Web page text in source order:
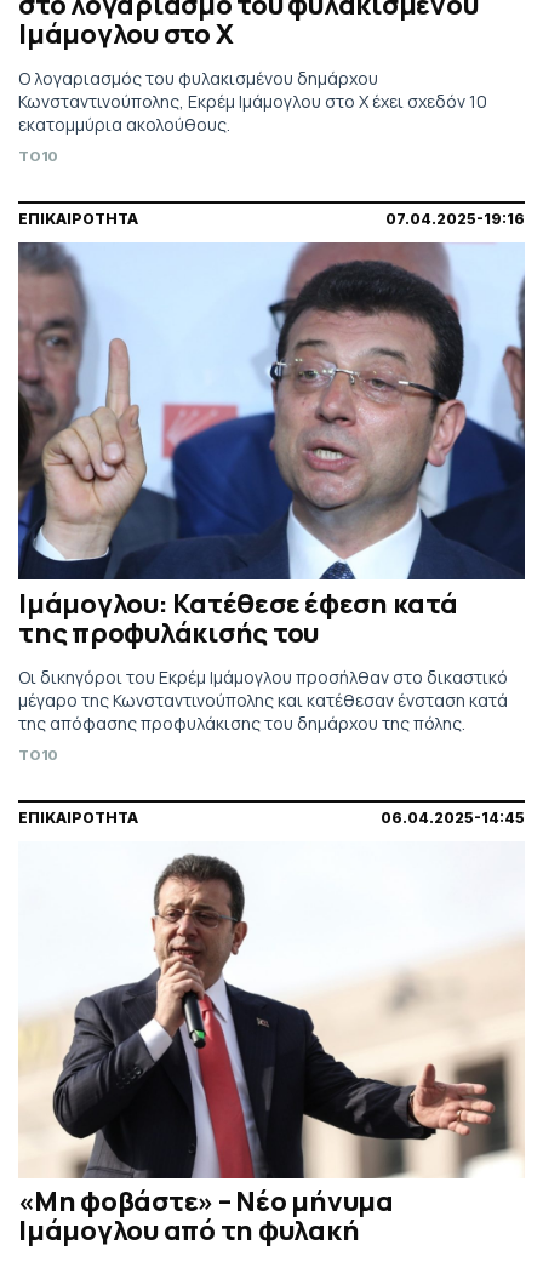
Ιμάμογλου στο X
Ο λογαριασμός του φυλακισμένου δημάρχου
Κωνσταντινούπολης, Εκρέμ Ιμάμογλου στο Χ έχει σχεδόν 10
εκατομμύρια ακολούθους.
TO10
ΕΠΙΚΑΙΡΟΤΗΤΑ 07.04.2025-19:16
Ιμάμογλου: Κατέθεσε έφεση κατά
της προφυλάκισής του
Οι δικηγόροι του Εκρέμ Ιμάμογλου προσήλθαν στο δικαστικό
μέγαρο της Κωνσταντινούπολης και κατέθεσαν ένσταση κατά
της απόφασης προφυλάκισης του δημάρχου της πόλης.
TO10
ΕΠΙΚΑΙΡΟΤΗΤΑ 06.04.2025-14:45
«Μη φοβάστε» – Νέο μήνυμα
Ιμάμογλου από τη φυλακή